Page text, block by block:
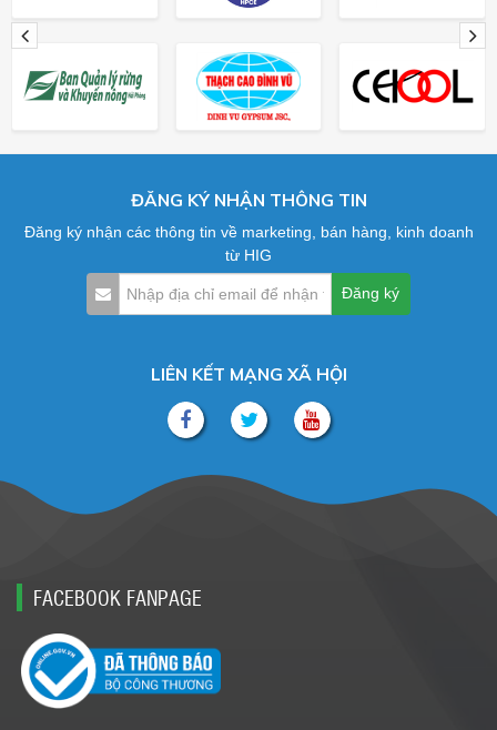
ĐĂNG KÝ NHẬN THÔNG TIN
Đăng ký nhận các thông tin về marketing, bán hàng, kinh doanh
từ HIG
LIÊN KẾT MẠNG XÃ HỘI
FACEBOOK FANPAGE